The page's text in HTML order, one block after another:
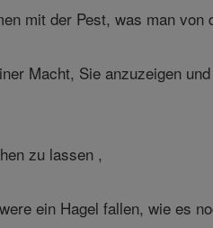
mit der Pest, was man von
Macht, Sie anzuzeigen
zu lassen ,
ein Hagel fallen, wie es